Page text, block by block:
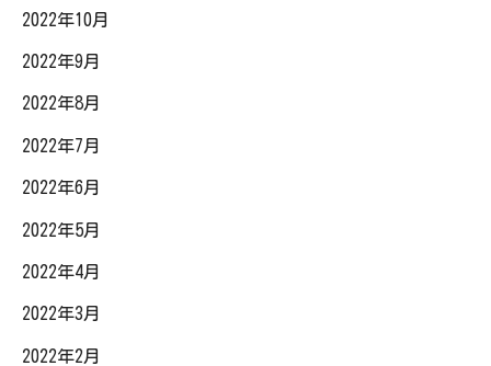
2022年10月
2022年9月
2022年8月
2022年7月
2022年6月
2022年5月
2022年4月
2022年3月
2022年2月